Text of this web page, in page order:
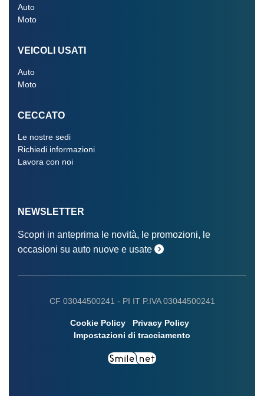
Auto
Moto
VEICOLI USATI
Auto
Moto
CECCATO
Le nostre sedi
Richiedi informazioni
Lavora con noi
NEWSLETTER
Scopri in anteprima le novità, le promozioni, le
occasioni su auto nuove e usate
CF 03044500241 - PI IT P.IVA 03044500241
Cookie Policy
Privacy Policy
Impostazioni di tracciamento